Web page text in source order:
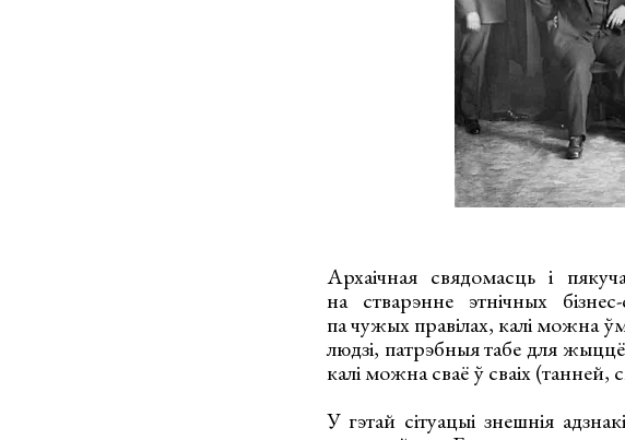
Архаічная свядомасць і
на стварэнне этнічных
па чужых правілах, калі можна
людзі, патрэбныя табе для
калі можна сваё ў сваіх (танней,
У гэтай сітуацыі знешнія